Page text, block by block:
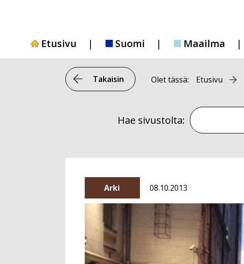
Etusivu
Suomi Maailma
Takaisin Olet tässä: Etusivu
Hae sivustolta: Hae sivustolta
Arki 08.10.2013